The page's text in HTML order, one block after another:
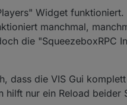
Widget
manchmal,
die "SqueezeboxRPC
dass die VIS Gui
hilft nur ein Reload beider